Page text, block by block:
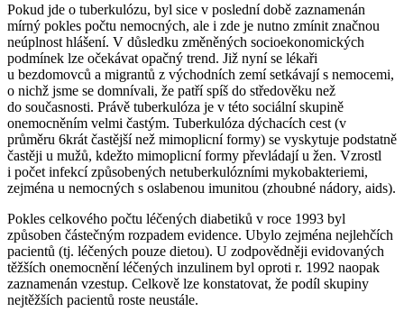
Pokud jde o tuberkulózu, byl sice v poslední době zaznamenán
mírný pokles počtu nemocných, ale i zde je nutno zmínit značnou
neúplnost hlášení. V důsledku změněných socioekonomických
podmínek lze očekávat opačný trend. Již nyní se lékaři
u bezdomovců a migrantů z východních zemí setkávají s nemocemi,
o nichž jsme se domnívali, že patří spíš do středověku než
do současnosti. Právě tuberkulóza je v této sociální skupině
onemocněním velmi častým. Tuberkulóza dýchacích cest (v
průměru 6krát častější než mimoplicní formy) se vyskytuje podstatně
častěji u mužů, kdežto mimoplicní formy převládají u žen. Vzrostl
i počet infekcí způsobených netuberkulózními mykobakteriemi,
zejména u nemocných s oslabenou imunitou (zhoubné nádory, aids).
Pokles celkového počtu léčených diabetiků v roce 1993 byl
způsoben částečným rozpadem evidence. Ubylo zejména nejlehčích
pacientů (tj. léčených pouze dietou). U zodpovědněji evidovaných
těžších onemocnění léčených inzulinem byl oproti r. 1992 naopak
zaznamenán vzestup. Celkově lze konstatovat, že podíl skupiny
nejtěžších pacientů roste neustále.